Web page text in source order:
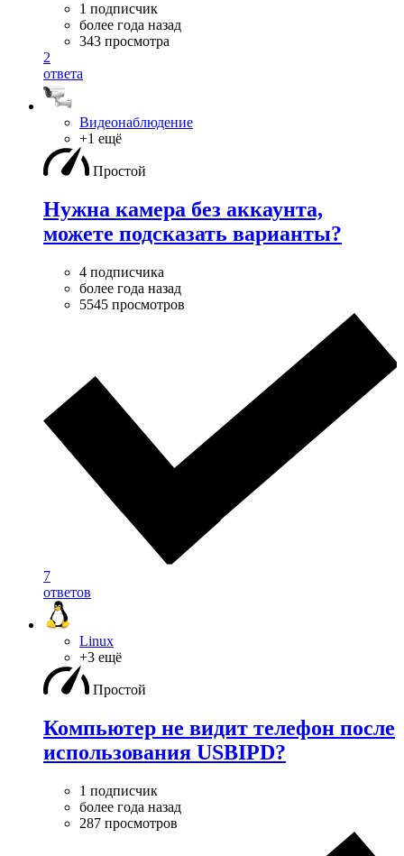
1 подписчик
более года назад
343 просмотра
2
ответа
Видеонаблюдение
+1 ещё
Простой
Нужна камера без аккаунта,
можете подсказать варианты?
4 подписчика
более года назад
5545 просмотров
7
ответов
Linux
+3 ещё
Простой
Компьютер не видит телефон после
использования USBIPD?
1 подписчик
более года назад
287 просмотров